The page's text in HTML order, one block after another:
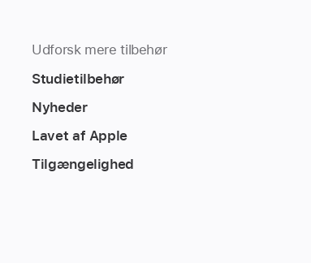
Udforsk mere tilbehør
Studietilbehør
Nyheder
Lavet af Apple
Tilgængelighed